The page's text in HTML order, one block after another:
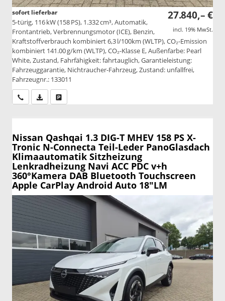
27.840,– €
incl. 19% MwSt.
sofort lieferbar
5-türig, 116 kW (158 PS), 1.332 cm³, Automatik,
Frontantrieb, Verbrennungsmotor (ICE), Benzin,
Kraftstoffverbrauch kombiniert 6,3 l/100km (WLTP), CO₂-Emission
kombiniert 141.00 g/km (WLTP), CO₂-Klasse E, Außenfarbe: Pearl
White, Zustand, Fahrfähigkeit: fahrtauglich, Garantieleistung:
Fahrzeuggarantie, Nichtraucher-Fahrzeug, Zustand: unfallfrei,
Fahrzeugnr.: 133011
Wir rufen Sie anPDF-Datei, Fahrzeugexposé drucken
Nissan Qashqai 1.3 DIG-T MHEV 158 PS X-
Tronic N-Connecta Teil-Leder PanoGlasdach
Klimaautomatik Sitzheizung
Lenkradheizung Navi ACC PDC v+h
360°Kamera DAB Bluetooth Touchscreen
Apple CarPlay Android Auto 18"LM